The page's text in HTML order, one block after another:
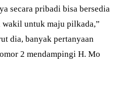
secara pribadi bisa bersedia
untuk maju pilkada,”
dia, banyak pertanyaan
2 mendampingi H. Mo